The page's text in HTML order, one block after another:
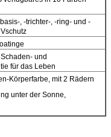
, -trichter-, -ring- und -
und
für das Leben
Körperfarbe, mit 2 Rädern
unter der Sonne,